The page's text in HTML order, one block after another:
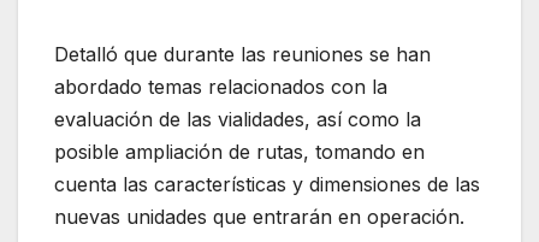
Detalló que durante las reuniones se han
abordado temas relacionados con la
evaluación de las vialidades, así como la
posible ampliación de rutas, tomando en
cuenta las características y dimensiones de las
nuevas unidades que entrarán en operación.